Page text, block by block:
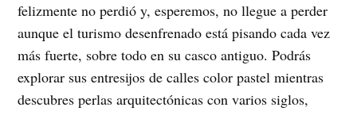
felizmente no perdió y, esperemos, no llegue a perder
aunque el turismo desenfrenado está pisando cada vez
más fuerte, sobre todo en su casco antiguo. Podrás
explorar sus entresijos de calles color pastel mientras
descubres perlas arquitectónicas con varios siglos,